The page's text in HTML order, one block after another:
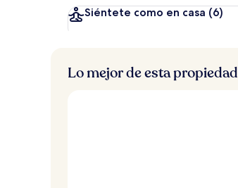
Siéntete como en casa (6)
Lo mejor de esta propiedad